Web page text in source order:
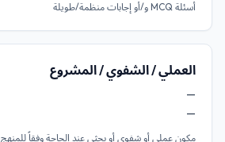
أسئلة MCQ و/أو إجابات منظمة/طويلة
العملي / الشفوي / المشروع
—
—
مكون عملي أو شفوي أو بحثي عند الحاجة وفقاً للمنهج